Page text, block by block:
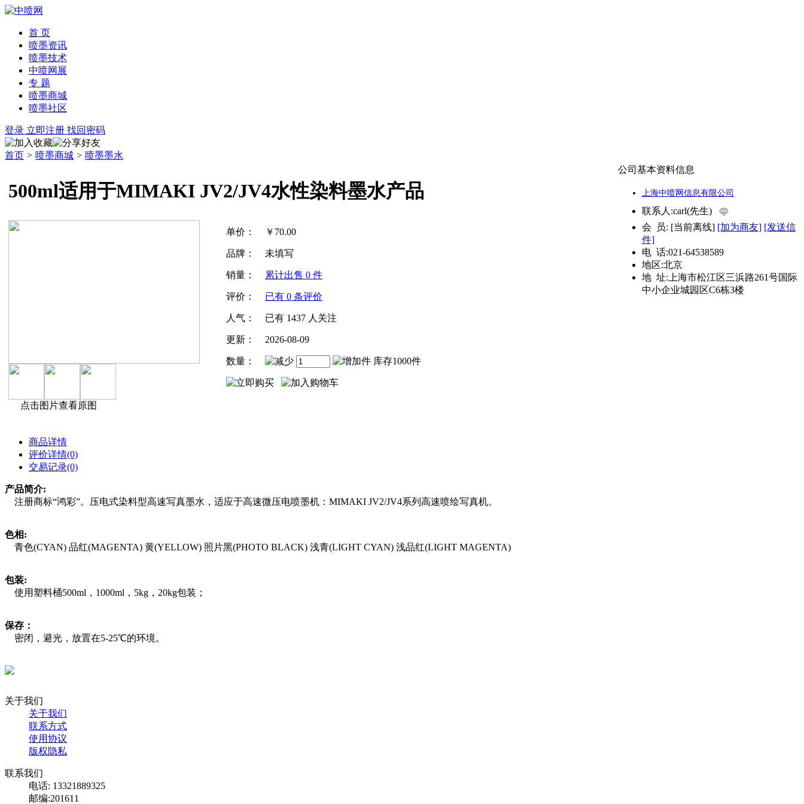
首 页
喷墨资讯
喷墨技术
中喷网展
专 题
喷墨商城
喷墨社区
登录 立即注册 找回密码
首页 > 喷墨商城 > 喷墨墨水
500ml适用于MIMAKI JV2/JV4水性染料墨水产品
点击图片查看原图
单价： ￥ 70.00
品牌： 未填写
销量： 累计出售 0 件
评价： 已有 0 条评价
人气： 已有 1437 人关注
更新： 2026-08-09
数量： 件 库存1000件
公司基本资料信息
上海中喷网信息有限公司
联系人:carl(先生)
会 员: [当前离线] [加为商友] [发送信
件]
电 话:021-64538589
地区:北京
地 址: 上海市松江区三浜路261号国际
中小企业城园区C6栋3楼
商品详情
评价详情(0)
交易记录(0)
产品简介:
注册商标“鸿彩”。压电式染料型高速写真墨水，适应于高速微压电喷墨机：MIMAKI JV2/JV4系列高速喷绘写真机。
色相:
青色(CYAN) 品红(MAGENTA) 黄(YELLOW) 照片黑(PHOTO BLACK) 浅青(LIGHT CYAN) 浅品红(LIGHT MAGENTA)
包装:
使用塑料桶500ml，1000ml，5kg，20kg包装；
保存：
密闭，避光，放置在5-25℃的环境。
关于我们
关于我们
联系方式
使用协议
版权隐私
联系我们
电话: 13321889325
邮编:201611